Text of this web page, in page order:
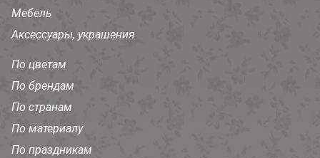
Мебель
Аксессуары, украшения
По цветам
По брендам
По странам
По материалу
По праздникам